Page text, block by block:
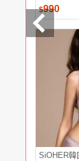
$990
SiOHER韓